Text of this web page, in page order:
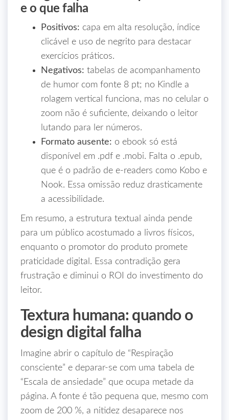
e o que falha
Positivos: capa em alta resolução, índice
clicável e uso de negrito para destacar
exercícios práticos.
Negativos: tabelas de acompanhamento
de humor com fonte 8 pt; no Kindle a
rolagem vertical funciona, mas no celular o
zoom não é suficiente, deixando o leitor
lutando para ler números.
Formato ausente: o ebook só está
disponível em .pdf e .mobi. Falta o .epub,
que é o padrão de e‑readers como Kobo e
Nook. Essa omissão reduz drasticamente
a acessibilidade.
Em resumo, a estrutura textual ainda pende
para um público acostumado a livros físicos,
enquanto o promotor do produto promete
praticidade digital. Essa contradição gera
frustração e diminui o ROI do investimento do
leitor.
Textura humana: quando o
design digital falha
Imagine abrir o capítulo de “Respiração
consciente” e deparar‑se com uma tabela de
“Escala de ansiedade” que ocupa metade da
página. A fonte é tão pequena que, mesmo com
zoom de 200 %, a nitidez desaparece nos